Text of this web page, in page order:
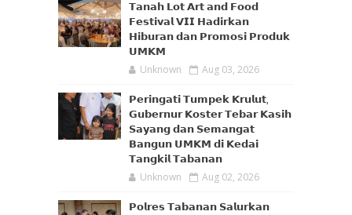
𝗧𝗮𝗻𝗮𝗵 𝗟𝗼𝘁 𝗔𝗿𝘁 𝗮𝗻𝗱 𝗙𝗼𝗼𝗱
𝗙𝗲𝘀𝘁𝗶𝘃𝗮𝗹 𝗩𝗜𝗜 𝗛𝗮𝗱𝗶𝗿𝗸𝗮𝗻
𝗛𝗶𝗯𝘂𝗿𝗮𝗻 𝗱𝗮𝗻 𝗣𝗿𝗼𝗺𝗼𝘀𝗶 𝗣𝗿𝗼𝗱𝘂𝗸
𝗨𝗠𝗞𝗠
Unknown Aug 03, 2026
𝗣𝗲𝗿𝗶𝗻𝗴𝗮𝘁𝗶 𝗧𝘂𝗺𝗽𝗲𝗸 𝗞𝗿𝘂𝗹𝘂𝘁,
𝗚𝘂𝗯𝗲𝗿𝗻𝘂𝗿 𝗞𝗼𝘀𝘁𝗲𝗿 𝗧𝗲𝗯𝗮𝗿 𝗞𝗮𝘀𝗶𝗵
𝗦𝗮𝘆𝗮𝗻𝗴 𝗱𝗮𝗻 𝗦𝗲𝗺𝗮𝗻𝗴𝗮𝘁
𝗕𝗮𝗻𝗴𝘂𝗻 𝗨𝗠𝗞𝗠 𝗱𝗶 𝗞𝗲𝗱𝗮𝗶
𝗧𝗮𝗻𝗴𝗸𝗶𝗹 𝗧𝗮𝗯𝗮𝗻𝗮𝗻
Unknown Aug 02, 2026
𝗣𝗼𝗹𝗿𝗲𝘀 𝗧𝗮𝗯𝗮𝗻𝗮𝗻 𝗦𝗮𝗹𝘂𝗿𝗸𝗮𝗻